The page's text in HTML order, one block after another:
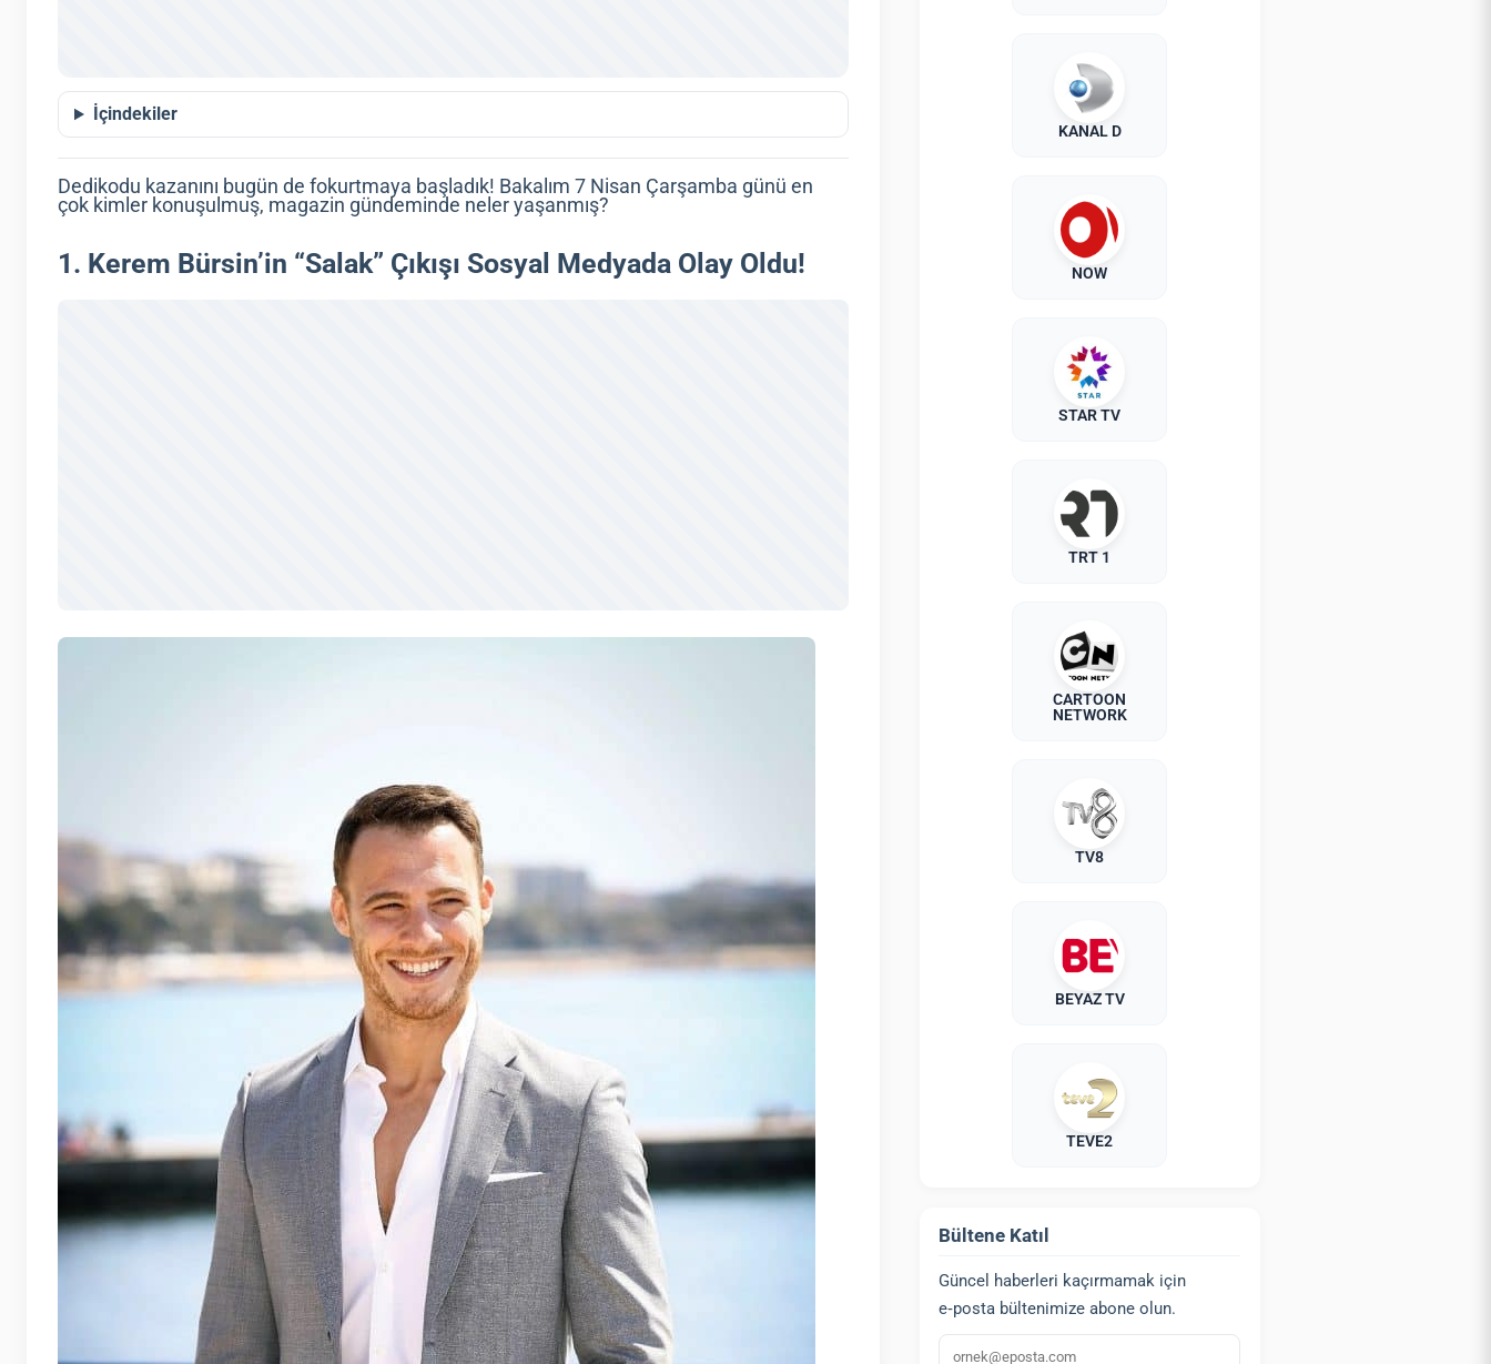
İçindekiler
Dedikodu kazanını bugün de fokurtmaya başladık! Bakalım 7 Nisan Çarşamba günü en
çok kimler konuşulmuş, magazin gündeminde neler yaşanmış?
1. Kerem Bürsin’in “Salak” Çıkışı Sosyal Medyada Olay Oldu!
KANAL D
NOW
STAR TV
TRT 1
CARTOON
NETWORK
TV8
BEYAZ TV
TEVE2
Bültene Katıl
Güncel haberleri kaçırmamak için
e‑posta bültenimize abone olun.
E‑posta